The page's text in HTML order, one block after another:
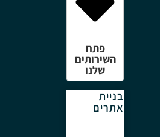
פתח
השירותים
שלנו
בניית
אתרים